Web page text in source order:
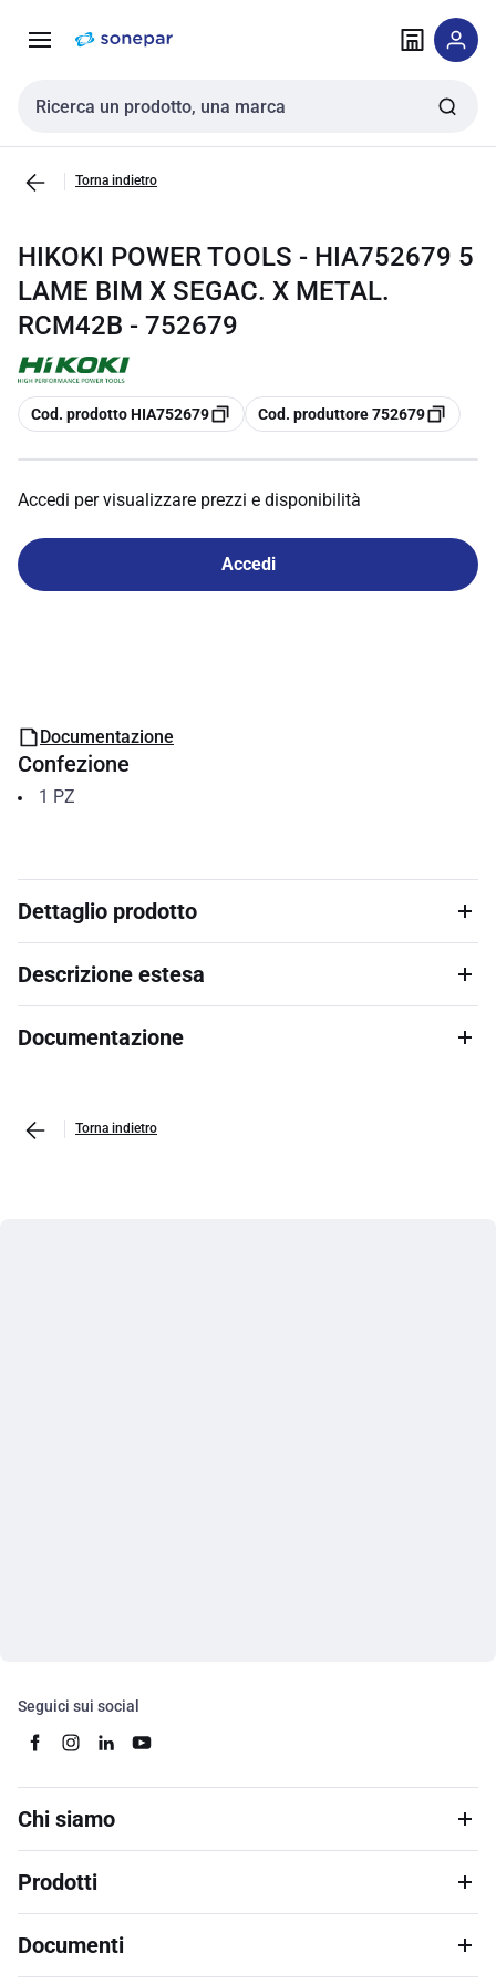
navigazione alla
Cerca input
Torna indietro
HIKOKI POWER TOOLS - HIA752679 5
LAME BIM X SEGAC. X METAL.
RCM42B - 752679
copia
Cod. prodotto HIA752679 copia
Cod. produttore 752679
Accedi per visualizzare prezzi e disponibilità
Accedi
Documentazione
Confezione
1 PZ
Dettaglio prodotto
Descrizione estesa
Documentazione
Torna indietro
Seguici sui social
Chi siamo
Prodotti
Documenti